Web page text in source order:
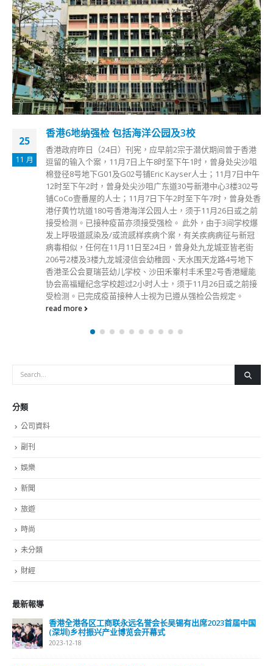
25
11 月
香港6地纳强检 包括海洋公园及3校
香港政府昨日（24日）刊宪，应早前2宗于潜伏期间曾于香港
逗留的输入个案，11月7日上午8时至下午1时，曾身处尖沙咀
棉登径8号地下G01及G02号铺Eric Kayser人士；11月7日中午
12时至下午2时，曾身处尖沙咀广东道30号新港中心3楼302号
铺CoCo壹番屋的人士；11月7日下午2时至下午7时，曾身处香
港仔黄竹坑道180号香港海洋公园人士，须于11月26日或之前
接受检测。已接种疫苗亦须接受强检。 此外，由于3间学校爆
发上呼吸道感染及/或流感样疾病个案，有关疾病病征与新冠
病毒相似，任何在11月11日至24日，曾身处九龙城亚皆老街
206号2楼及3楼九龙城浸信会幼稚园、天水围天龙路4号地下
香港圣公会夏瑞芸幼儿学校、沙田禾輋村丰禾里2号香港耀能
协会高福耀纪念学校超过2小时人士，须于11月26日或之前接
受检测。已完成疫苗接种人士视为已遵从强检公告规定。
read more
分類
公司資料
副刊
娛樂
新聞
旅遊
時尚
未分類
財經
最新報導
香港全港各区工商联永远名誉会长吴锡有出席2023首届中国
(深圳)乡村振兴产业博览会开幕式
2023-12-18